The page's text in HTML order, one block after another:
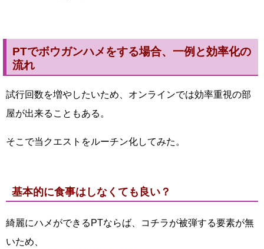
PTでボウガンハメをする場合、一例と効率化の
流れ
試行回数を増やしたいため、オンラインでは効率重視の部
屋が出来ることもある。
そこで当クエストをルーチン化してみた。
基本的に食事はしなくても良い？
綺麗にハメができるPTならば、コチラが被弾する要素が無
いため、